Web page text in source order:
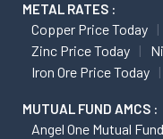
METAL RATES :
Copper Price Today
Zinc Price Today
Iron Ore Price Today
MUTUAL FUND AMCS :
Angel One Mutual Fund